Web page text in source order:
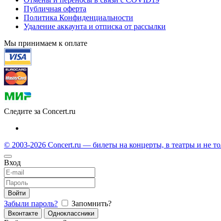
Публичная оферта
Политика Конфиденциальности
Удаление аккаунта и отписка от рассылки
Мы принимаем к оплате
Следите за Concert.ru
© 2003-2026 Concert.ru — билеты на концерты, в театры и не
Вход
Войти
Забыли пароль? Запомнить?
Вконтакте Одноклассники